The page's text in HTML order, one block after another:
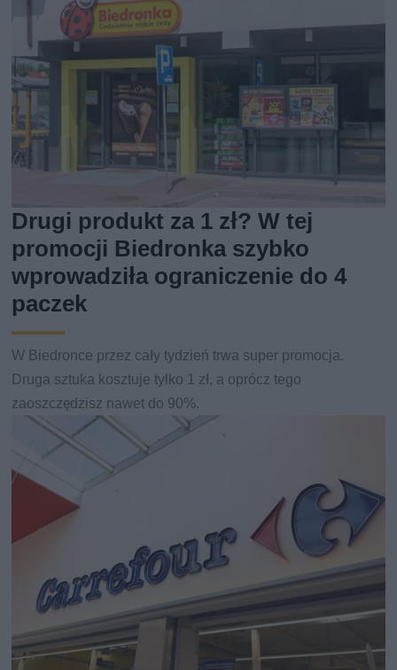
Drugi produkt za 1 zł? W tej
promocji Biedronka szybko
wprowadziła ograniczenie do 4
paczek
W Biedronce przez cały tydzień trwa super promocja.
Druga sztuka kosztuje tylko 1 zł, a oprócz tego
zaoszczędzisz nawet do 90%.